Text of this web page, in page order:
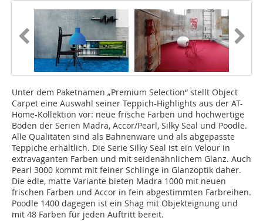
Unter dem Paketnamen „Premium Selection“ stellt Object
Carpet eine Auswahl seiner Teppich-Highlights aus der AT-
Home-Kollektion vor: neue frische Farben und hochwertige
Böden der Serien Madra, Accor/Pearl, Silky Seal und Poodle.
Alle Qualitäten sind als Bahnenware und als abgepasste
Teppiche erhältlich. Die Serie Silky Seal ist ein Velour in
extravaganten Farben und mit seidenähnlichem Glanz. Auch
Pearl 3000 kommt mit feiner Schlinge in Glanzoptik daher.
Die edle, matte Variante bieten Madra 1000 mit neuen
frischen Farben und Accor in fein abgestimmten Farbreihen.
Poodle 1400 dagegen ist ein Shag mit Objekteignung und
mit 48 Farben für jeden Auftritt bereit.